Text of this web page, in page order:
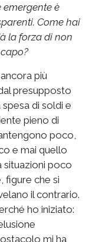
è
Come hai
la forza di non
più
presupposto
di soldi e
pieno di
poco,
e mai quello
situazioni poco
figure che si
il contrario.
ho iniziato:
mi ha